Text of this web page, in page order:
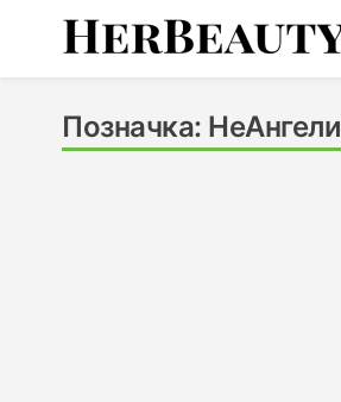
Позначка: НеАнгели